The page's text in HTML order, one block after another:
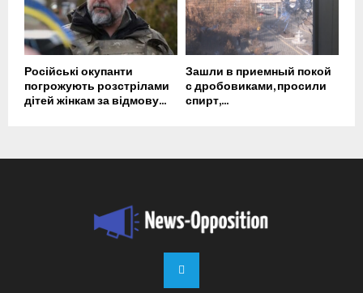
Російські окупанти
погрожують розстрілами
дітей жінкам за відмову...
Зашли в приемный покой
с дробовиками, просили
спирт,...